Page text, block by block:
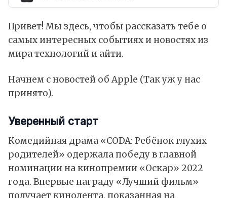
Привет! Мы здесь, чтобы рассказать тебе о
самых интересных событиях и новостях из
мира технологий и айти.
Начнем с новостей об Apple (Так уж у нас
принято).
Уверенный старт
Комедийная драма «CODA: Ребёнок глухих
родителей» одержала победу в главной
номинации на кинопремии «Оскар» 2022
года. Впервые награду «Лучший фильм»
получает кинолента, показанная на